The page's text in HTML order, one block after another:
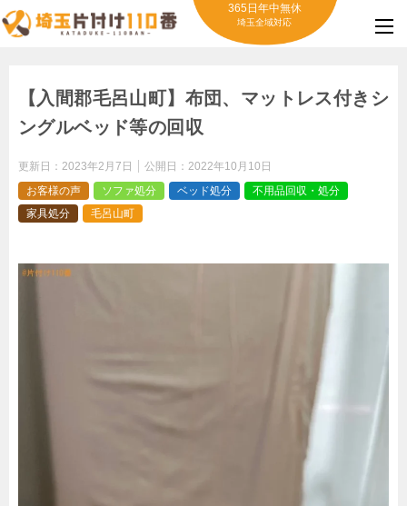
365日年中無休
埼玉全域対応
【入間郡毛呂山町】布団、マットレス付きシ
ングルベッド等の回収
更新日： 2023年2月7日 公開日： 2022年10月10日
お客様の声
ソファ処分 ベッド処分
不用品回収・処分
家具処分
毛呂山町